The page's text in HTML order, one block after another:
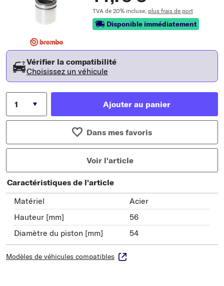
TVA de 20% incluse, plus frais de port
Disponible immédiatement
Vérifier la compatibilité
Choisissez un véhicule
Ajouter au panier
Dans mes favoris
Voir l'article
Caractéristiques de l'article
Matériel
Acier
Hauteur [mm]
56
Diamètre du piston [mm]
54
Modèles de véhicules compatibles